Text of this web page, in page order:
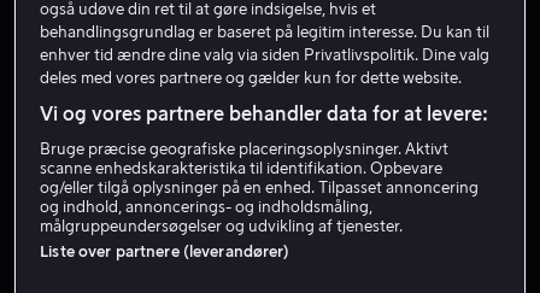
Fra 49 kr
også udøve din ret til at gøre indsigelse, hvis et
behandlingsgrundlag er baseret på legitim interesse. Du kan til
enhver tid ændre dine valg via siden Privatlivspolitik. Dine valg
deles med vores partnere og gælder kun for dette website.
Vi og vores partnere behandler data for at levere:
Bruge præcise geografiske placeringsoplysninger. Aktivt
scanne enhedskarakteristika til identifikation. Opbevare
og/eller tilgå oplysninger på en enhed. Tilpasset annoncering
og indhold, annoncerings- og indholdsmåling,
målgruppeundersøgelser og udvikling af tjenester.
Liste over partnere (leverandører)